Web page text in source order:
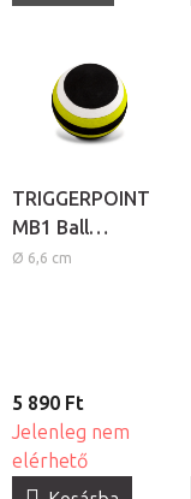
TRIGGERPOINT
MB1 Ball
habszivacs
Ø 6,6 cm
5 890 Ft
Jelenleg nem
elérhető